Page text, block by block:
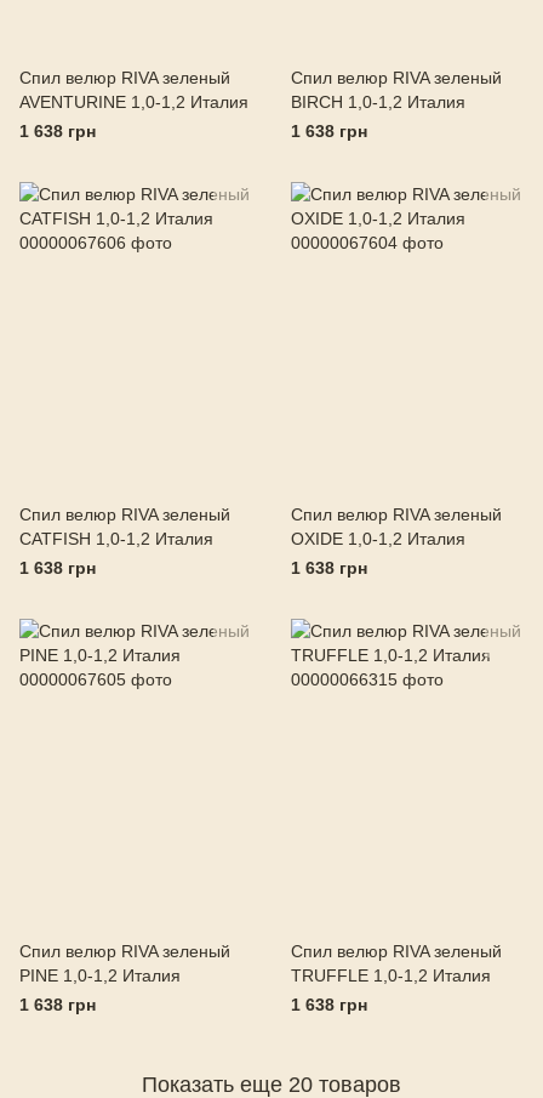
Спил велюр RIVA зеленый
AVENTURINE 1,0-1,2 Италия
1 638 грн
Спил велюр RIVA зеленый
BIRCH 1,0-1,2 Италия
1 638 грн
Спил велюр RIVA зеленый
CATFISH 1,0-1,2 Италия
1 638 грн
Спил велюр RIVA зеленый
OXIDE 1,0-1,2 Италия
1 638 грн
Спил велюр RIVA зеленый
PINE 1,0-1,2 Италия
1 638 грн
Спил велюр RIVA зеленый
TRUFFLE 1,0-1,2 Италия
1 638 грн
Показать еще 20 товаров